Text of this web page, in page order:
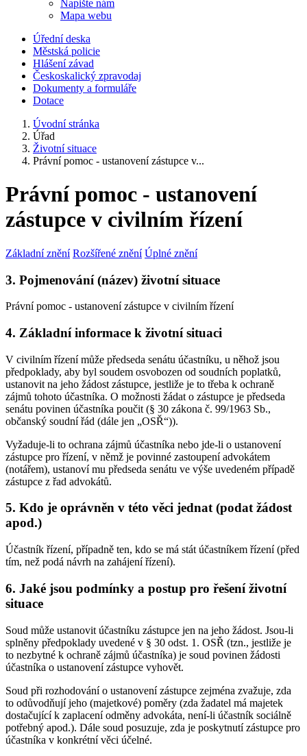
Napište nám
Mapa webu
Úřední deska
Městská policie
Hlášení závad
Českoskalický zpravodaj
Dokumenty a formuláře
Dotace
Úvodní stránka
Úřad
Životní situace
Právní pomoc - ustanovení zástupce v...
Právní pomoc - ustanovení
zástupce v civilním řízení
Základní znění Rozšířené znění Úplné znění
3. Pojmenování (název) životní situace
Právní pomoc - ustanovení zástupce v civilním řízení
4. Základní informace k životní situaci
V civilním řízení může předseda senátu účastníku, u něhož jsou
předpoklady, aby byl soudem osvobozen od soudních poplatků,
ustanovit na jeho žádost zástupce, jestliže je to třeba k ochraně
zájmů tohoto účastníka. O možnosti žádat o zástupce je předseda
senátu povinen účastníka poučit (§ 30 zákona č. 99/1963 Sb.,
občanský soudní řád (dále jen „OSŘ“)).
Vyžaduje-li to ochrana zájmů účastníka nebo jde-li o ustanovení
zástupce pro řízení, v němž je povinné zastoupení advokátem
(notářem), ustanoví mu předseda senátu ve výše uvedeném případě
zástupce z řad advokátů.
5. Kdo je oprávněn v této věci jednat (podat žádost
apod.)
Účastník řízení, případně ten, kdo se má stát účastníkem řízení (před
tím, než podá návrh na zahájení řízení).
6. Jaké jsou podmínky a postup pro řešení životní
situace
Soud může ustanovit účastníku zástupce jen na jeho žádost. Jsou-li
splněny předpoklady uvedené v § 30 odst. 1. OSŘ (tzn., jestliže je
to nezbytné k ochraně zájmů účastníka) je soud povinen žádosti
účastníka o ustanovení zástupce vyhovět.
Soud při rozhodování o ustanovení zástupce zejména zvažuje, zda
to odůvodňují jeho (majetkové) poměry (zda žadatel má majetek
dostačující k zaplacení odměny advokáta, není-li účastník sociálně
potřebný apod.). Dále soud posuzuje, zda je poskytnutí zástupce pro
účastníka v konkrétní věci účelné.